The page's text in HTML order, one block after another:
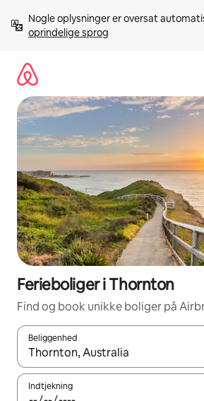
videre
Nogle oplysninger er oversat
oprindelige sprog
Ferieboliger i Thornton
Find og book unikke boliger på
Beliggenhed
Når resultaterne er tilgængelige, skal
Indtjekning